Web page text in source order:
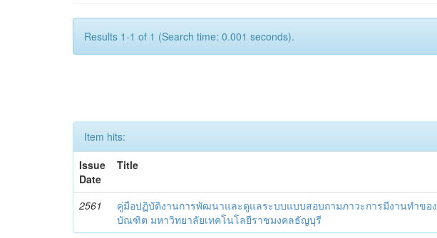
Results 1-1 of 1 (Search time: 0.001 seconds).
Item hits:
Issue
Date
Title
2561
คู่มือปฏิบัติงานการพัฒนาและดูแลระบบแบบสอบถามภาวะการมีงานทำของ
บัณฑิต มหาวิทยาลัยเทคโนโลยีราชมงคลธัญบุรี